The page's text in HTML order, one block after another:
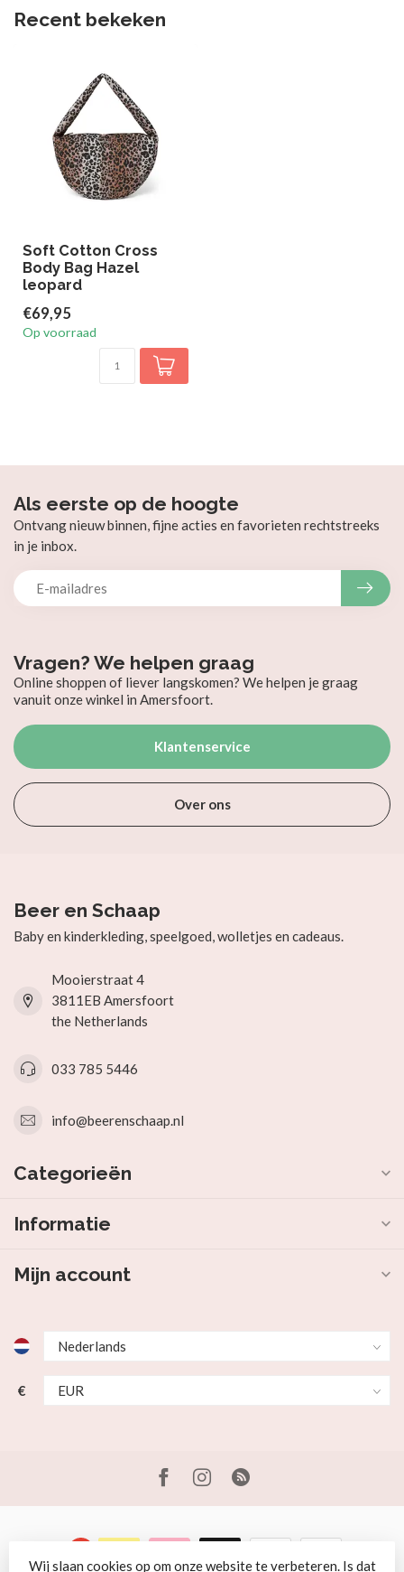
Recent bekeken
Soft Cotton Cross
Body Bag Hazel
leopard
€69,95
Op voorraad
Vragen? We helpen graag
Online shoppen of liever langskomen? We helpen je graag
vanuit onze winkel in Amersfoort.
Klantenservice
Over ons
Als eerste op de hoogte
Ontvang nieuw binnen, fijne acties en favorieten rechtstreeks
in je inbox.
Beer en Schaap
Baby en kinderkleding, speelgoed, wolletjes en cadeaus.
Mooierstraat 4
3811EB Amersfoort
the Netherlands
033 785 5446
info@beerenschaap.nl
Categorieën
Informatie
Mijn account
€
Wij slaan cookies op om onze website te verbeteren. Is dat